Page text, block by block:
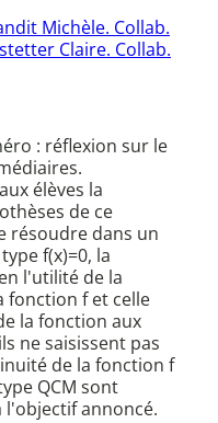
Michèle. Collab.
Claire. Collab.
: réflexion sur le
élèves la
de ce
résoudre dans un
f(x)=0, la
l'utilité de la
fonction f et celle
la fonction aux
ne saisissent pas
de la fonction f
QCM sont
annoncé.